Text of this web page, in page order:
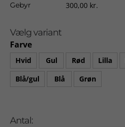
Gebyr
300,00 kr.
Vælg variant
Farve
Hvid Gul Rød Lilla
Blå/gul
Blå Grøn
Antal: